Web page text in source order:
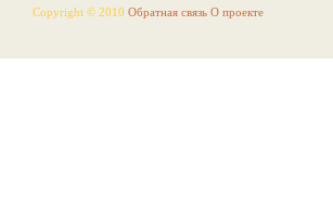
Copyright © 2010 Обратная связь О проекте